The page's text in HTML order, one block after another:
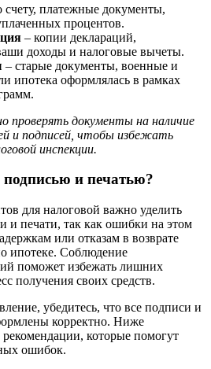
платежные документы,
процентов.
– копии деклараций,
доходы и налоговые вычеты.
– старые документы, военные и
ипотека оформлялась в рамках
проверять документы на наличие
и подписей, чтобы избежать
инспекции.
и печатью?
для налоговой важно уделить
и печати, так как ошибки на этом
или отказам в возврате
ипотеке. Соблюдение
поможет избежать лишних
получения своих средств.
убедитесь, что все подписи и
корректно. Ниже
которые помогут
ошибок.